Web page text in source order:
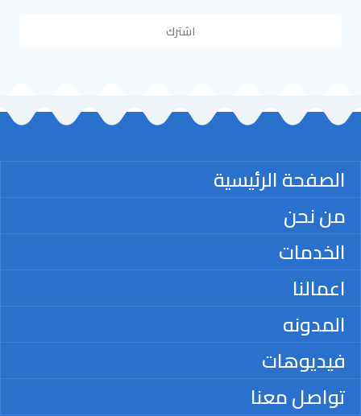
اشترك
الصفحة الرئيسية
من نحن
الخدمات
اعمالنا
المدونه
فيديوهات
تواصل معنا